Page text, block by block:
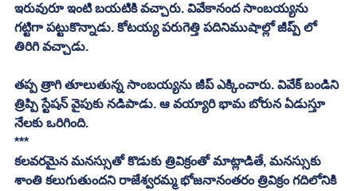
ఇరువురూ ఇంటి బయటికి వచ్చారు. వివేకానంద సాంబయ్యను
గట్టిగా పట్టుకొన్నాడు. కోటయ్య పరుగెత్తి పదినిముషాల్లో జీప్ప్ లో
తిరిగి వచ్చాడు.
తప్ప త్రాగి తూలుతున్న సాంబయ్యను జీప్ ఎక్కించారు. వివేక్ బండిని
త్రిప్పి స్టేషన్ వైపుకు నడిపాడు. ఆ వయ్యారి భామ బోరున ఏడుస్తూ
నేలకు ఒరిగింది.
***
కలవరమైన మనస్సుతో కొడుకు త్రివిక్రంతో మాట్లాడితే, మనస్సుకు
శాంతి కలుగుతుందని రాజేశ్వరమ్మ భోజనానంతరం త్రివిక్రం గదిలోనికి